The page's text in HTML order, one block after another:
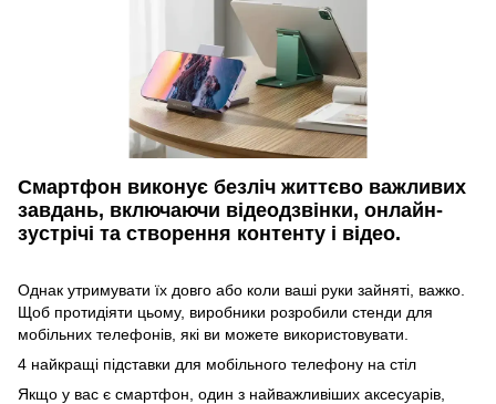
Смартфон виконує безліч життєво важливих
завдань, включаючи відеодзвінки, онлайн-
зустрічі та створення контенту і відео.
Однак утримувати їх довго або коли ваші руки зайняті, важко.
Щоб протидіяти цьому, виробники розробили стенди для
мобільних телефонів, які ви можете використовувати.
4 найкращі підставки для мобільного телефону на стіл
Якщо у вас є смартфон, один з найважливіших аксесуарів,